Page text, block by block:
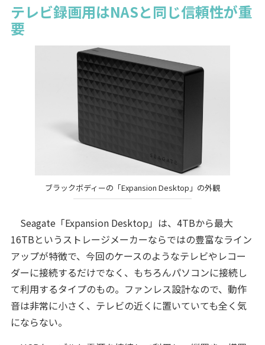
テレビ録画用はNASと同じ信頼性が重
要
ブラックボディーの「Expansion Desktop」の外観
Seagate「Expansion Desktop」は、4TBから最大
16TBというストレージメーカーならではの豊富なライン
アップが特徴で、今回のケースのようなテレビやレコー
ダーに接続するだけでなく、もちろんパソコンに接続し
て利用するタイプのもの。ファンレス設計なので、動作
音は非常に小さく、テレビの近くに置いていても全く気
にならない。